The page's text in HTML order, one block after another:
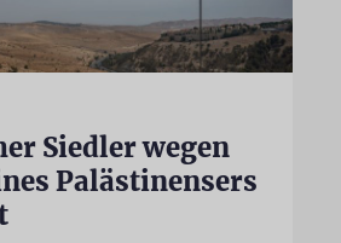
Siedler wegen
Palästinensers